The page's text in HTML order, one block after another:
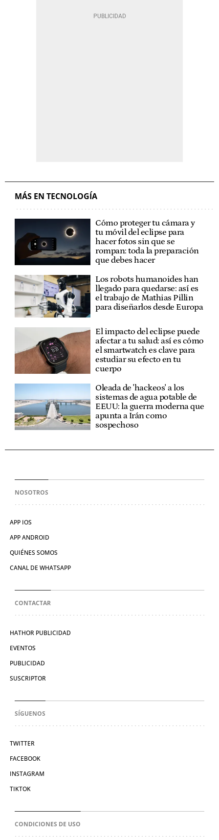
MÁS EN TECNOLOGÍA
Cómo proteger tu cámara y
tu móvil del eclipse para
hacer fotos sin que se
rompan: toda la preparación
que debes hacer
Los robots humanoides han
llegado para quedarse: así es
el trabajo de Mathias Pillin
para diseñarlos desde Europa
El impacto del eclipse puede
afectar a tu salud: así es cómo
el smartwatch es clave para
estudiar su efecto en tu
cuerpo
Oleada de 'hackeos' a los
sistemas de agua potable de
EEUU: la guerra moderna que
apunta a Irán como
sospechoso
NOSOTROS
APP IOS
APP ANDROID
QUIÉNES SOMOS
CANAL DE WHATSAPP
CONTACTAR
HATHOR PUBLICIDAD
EVENTOS
PUBLICIDAD
SUSCRIPTOR
SÍGUENOS
TWITTER
FACEBOOK
INSTAGRAM
TIKTOK
CONDICIONES DE USO